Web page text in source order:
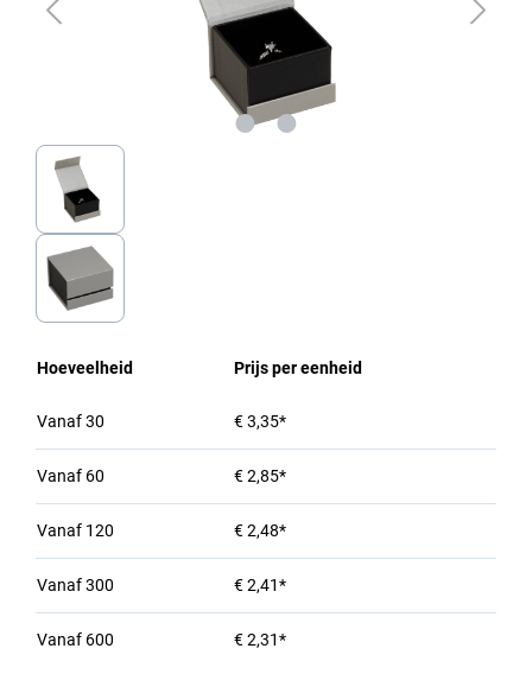
Hoeveelheid Prijs per eenheid
Vanaf30 € 3,35*
Vanaf 60 € 2,85*
Vanaf 120 € 2,48*
Vanaf300 € 2,41*
Vanaf 600 € 2,31*